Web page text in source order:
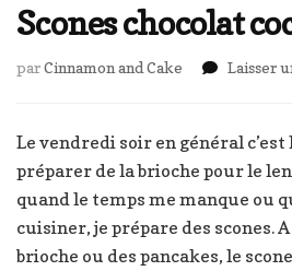
Scones chocolat
parCinnamon and Cake Laisser
Le vendredi soir en général
préparer de la brioche pour le
quand le temps me manque ou
cuisiner, je prépare des scones.
brioche ou des pancakes, le scone